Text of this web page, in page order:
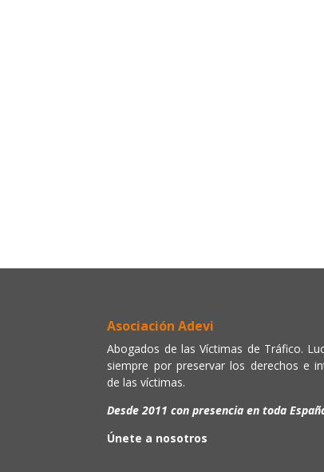
Asociación Adevi
Abogados de las Víctimas de Tráfico.
siempre por preservar los derechos e
de las víctimas.
Desde 2011 con presencia en toda
Únete a nosotros